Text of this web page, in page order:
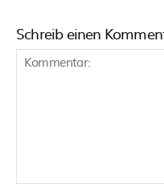
Schreib einen